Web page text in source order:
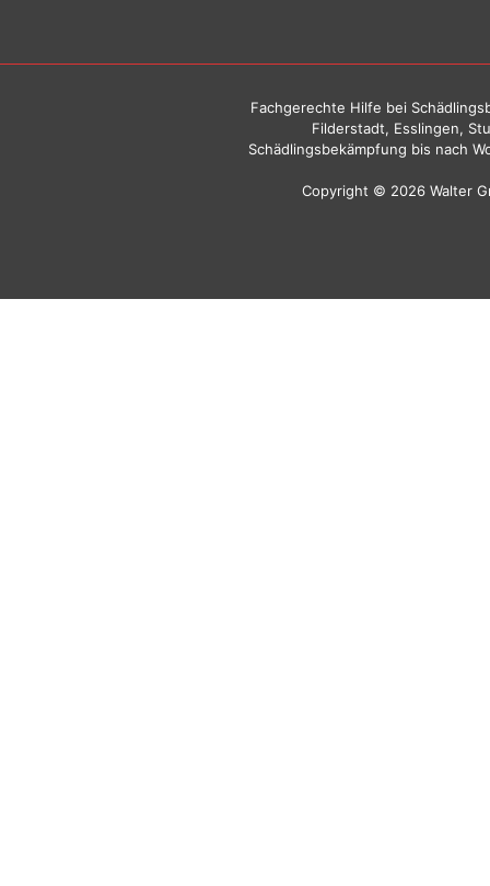
Fachgerechte Hilfe bei
Filderstadt, Esslingen,
Schädlingsbekämpfung bis nach
Copyright © 2026 Walter